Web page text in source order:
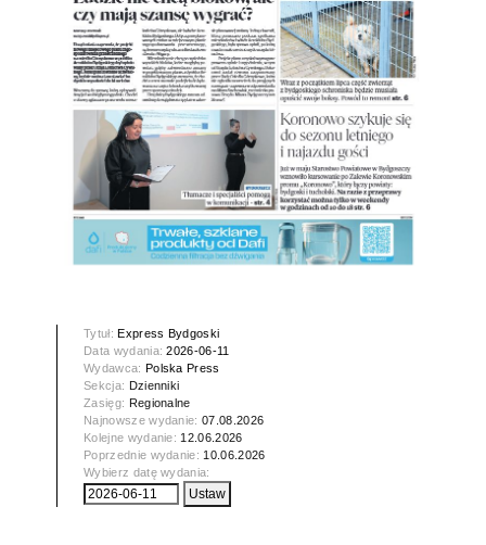
Tytuł: Express Bydgoski
Data wydania:2026-06-11
Wydawca: Polska Press
Sekcja: Dzienniki
Zasięg: Regionalne
Najnowsze wydanie:07.08.2026
Kolejne wydanie: 12.06.2026
Poprzednie wydanie: 10.06.2026
Wybierz datę wydania: